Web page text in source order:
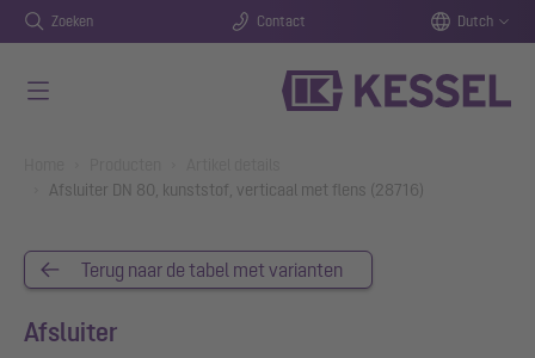
Zoeken Contact Dutch
Afsluiter DN 80, kunststof, verticaal met flens (28716)
Terug naar de tabel met varianten
Afsluiter